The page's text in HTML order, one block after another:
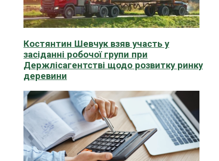
Костянтин Шевчук взяв участь у
засіданні робочої групи при
Держлісагентстві щодо розвитку ринку
деревини